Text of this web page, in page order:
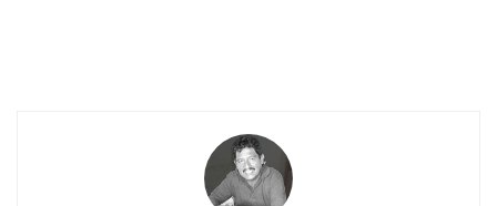
despertó antes de tiempo, y al escuchar que su
papá abría la puerta de la calle para salir hacia